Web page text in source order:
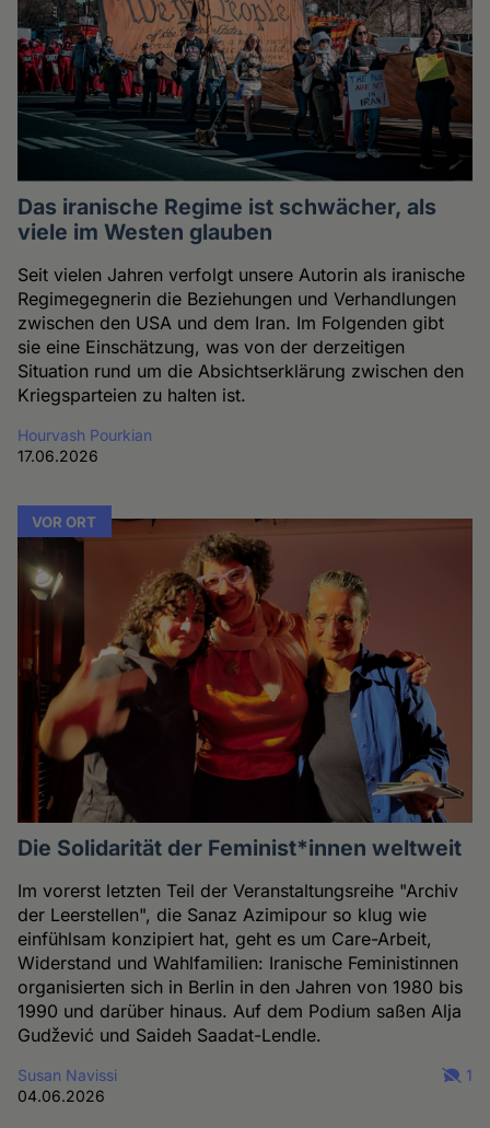
Das iranische Regime ist schwächer, als
viele im Westen glauben
Seit vielen Jahren verfolgt unsere Autorin als iranische
Regimegegnerin die Beziehungen und Verhandlungen
zwischen den USA und dem Iran. Im Folgenden gibt
sie eine Einschätzung, was von der derzeitigen
Situation rund um die Absichtserklärung zwischen den
Kriegsparteien zu halten ist.
Hourvash Pourkian
17.06.2026
VOR ORT
Die Solidarität der Feminist*innen weltweit
Im vorerst letzten Teil der Veranstaltungsreihe "Archiv
der Leerstellen", die Sanaz Azimipour so klug wie
einfühlsam konzipiert hat, geht es um Care-Arbeit,
Widerstand und Wahlfamilien: Iranische Feministinnen
organisierten sich in Berlin in den Jahren von 1980 bis
1990 und darüber hinaus. Auf dem Podium saßen Alja
Gudžević und Saideh Saadat-Lendle.
Susan Navissi
04.06.2026
1